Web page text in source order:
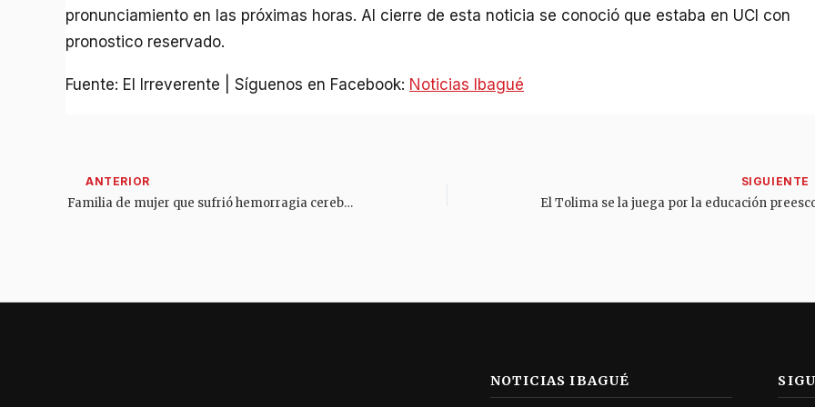
pronunciamiento en las próximas horas. Al cierre de esta noticia se conoció que estaba en UCI con
pronostico reservado.
Fuente: El Irreverente | Síguenos en Facebook: Noticias Ibagué
Familia de mujer que sufrió hemorragia cerebral, denuncia negligencia de la EPS para atenderla
NOTICIAS IBAGUÉ